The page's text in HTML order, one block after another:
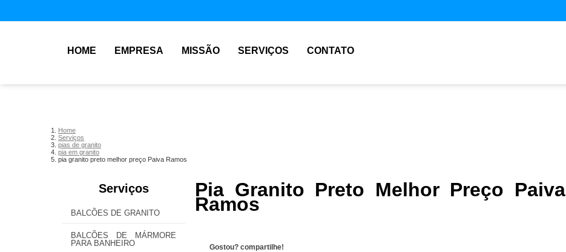
HOME EMPRESA MISSÃO SERVIÇOS CONTATO
Home
Serviços
pias de granito
pia em granito
pia granito preto melhor preço Paiva Ramos
Serviços
BALCÕES DE GRANITO
BALCÕES DE MÁRMORE
PARA BANHEIRO
Pia Granito Preto Melhor Preço Paiva
Ramos
Gostou? compartilhe!